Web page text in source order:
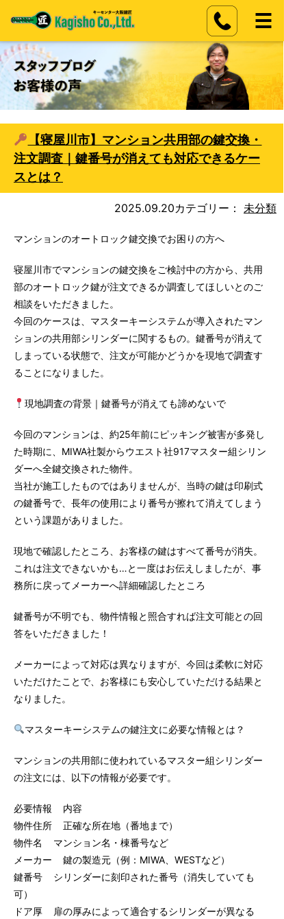
【寝屋川市】マンション共用部の鍵交換・
注文調査｜鍵番号が消えても対応できるケー
スとは？
2025.09.20カテゴリー： 未分類
マンションのオートロック鍵交換でお困りの方へ
寝屋川市でマンションの鍵交換をご検討中の方から、共用
部のオートロック鍵が注文できるか調査してほしいとのご
相談をいただきました。
今回のケースは、マスターキーシステムが導入されたマン
ションの共用部シリンダーに関するもの。鍵番号が消えて
しまっている状態で、注文が可能かどうかを現地で調査す
ることになりました。
現地調査の背景｜鍵番号が消えても諦めないで
今回のマンションは、約25年前にピッキング被害が多発し
た時期に、MIWA社製からウエスト社917マスター組シリン
ダーへ全鍵交換された物件。
当社が施工したものではありませんが、当時の鍵は印刷式
の鍵番号で、長年の使用により番号が擦れて消えてしまう
という課題がありました。
現地で確認したところ、お客様の鍵はすべて番号が消失。
これは注文できないかも…と一度はお伝えしましたが、事
務所に戻ってメーカーへ詳細確認したところ
鍵番号が不明でも、物件情報と照合すれば注文可能との回
答をいただきました！
メーカーによって対応は異なりますが、今回は柔軟に対応
いただけたことで、お客様にも安心していただける結果と
なりました。
マスターキーシステムの鍵注文に必要な情報とは？
マンションの共用部に使われているマスター組シリンダー
の注文には、以下の情報が必要です。
必要情報 内容
物件住所 正確な所在地（番地まで）
物件名 マンション名・棟番号など
メーカー 鍵の製造元（例：MIWA、WESTなど）
鍵番号 シリンダーに刻印された番号（消失していても
可）
ドア厚 扉の厚みによって適合するシリンダーが異なる